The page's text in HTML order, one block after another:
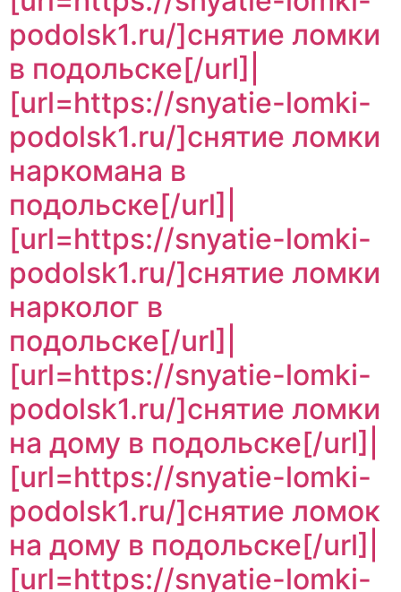
podolsk1.ru/]снятие ломки
в подольске[/url]|
[url=https://snyatie-lomki-
podolsk1.ru/]снятие ломки
наркомана в
подольске[/url]|
[url=https://snyatie-lomki-
podolsk1.ru/]снятие ломки
нарколог в
подольске[/url]|
[url=https://snyatie-lomki-
podolsk1.ru/]снятие ломки
на дому в подольске[/url]|
[url=https://snyatie-lomki-
podolsk1.ru/]снятие ломок
на дому в подольске[/url]|
[url=https://snyatie-lomki-